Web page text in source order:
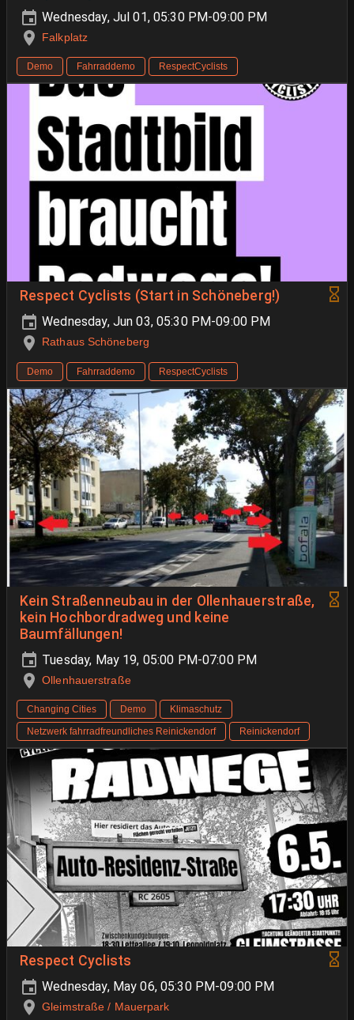
Wednesday, Jul 01, 05:30 PM-09:00 PM
Falkplatz
Demo Fahrraddemo RespectCyclists
Respect Cyclists (Start in Schöneberg!)
Wednesday, Jun 03, 05:30 PM-09:00 PM
Rathaus Schöneberg
Demo Fahrraddemo RespectCyclists
Kein Straßenneubau in der Ollenhauerstraße,
kein Hochbordradweg und keine
Baumfällungen!
Tuesday, May 19, 05:00 PM-07:00 PM
Ollenhauerstraße
Changing Cities Demo
Klimaschutz
Netzwerk fahrradfreundliches Reinickendorf
Reinickendorf
Respect Cyclists
Wednesday, May 06, 05:30 PM-09:00 PM
Gleimstraße / Mauerpark